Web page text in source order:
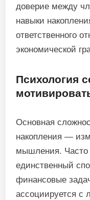
доверие между
навыки
ответственного
экономической
Психология
Основная
накопления —
мышления. Часто
единственный
финансовые
ассоциируется с